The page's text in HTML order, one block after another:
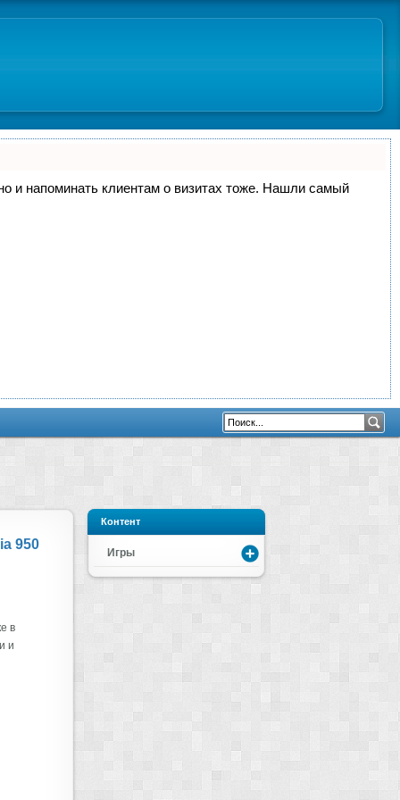
и напоминать клиентам о визитах тоже. Нашли самый
950
в
и
Контент
Игры